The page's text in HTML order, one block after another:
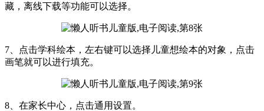
藏，离线下载等功能可以选择。
7、点击学科绘本，左右键可以选择儿童想绘本的对象，点击
画笔就可以进行填充。
8、在家长中心，点击通用设置。